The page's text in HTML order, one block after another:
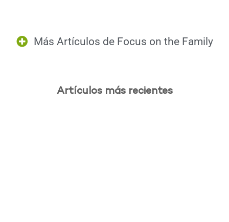
Más Artículos de Focus on the Family
Artículos más recientes